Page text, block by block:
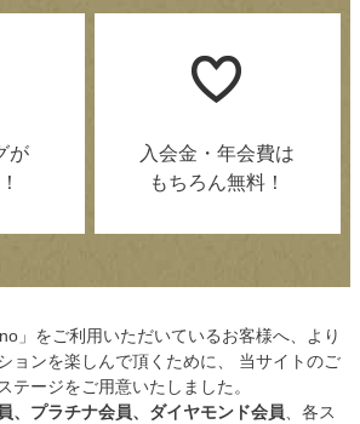
が
入会金・年会費は
もちろん無料！
」をご利用いただいているお客様へ、より
ョンを楽しんで頂くために、 当サイトのご
テージをご用意いたしました。
、プラチナ会員、ダイヤモンド会員、各ス